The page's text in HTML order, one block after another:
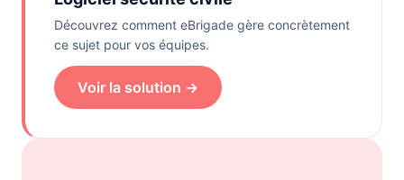
Découvrez comment eBrigade gère concrètement
ce sujet pour vos équipes.
Voir la solution →